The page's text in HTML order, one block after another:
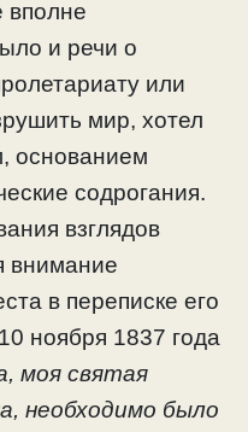
вполне
и речи о
или
мир, хотел
основанием
содрогания.
взглядов
внимание
в переписке его
ноября 1837 года
моя святая
необходимо было